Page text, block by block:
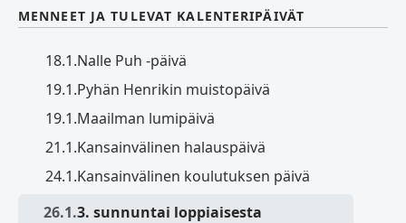
MENNEET JA TULEVAT KALENTERIPÄIVÄT
18.1.Nalle Puh -päivä
19.1.Pyhän Henrikin muistopäivä
19.1.Maailman lumipäivä
21.1.Kansainvälinen halauspäivä
24.1.Kansainvälinen koulutuksen päivä
26.1.3. sunnuntai loppiaisesta